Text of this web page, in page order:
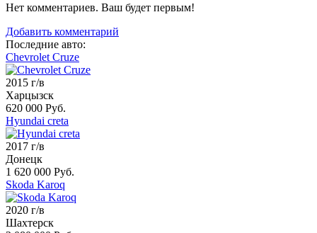
Нет комментариев. Ваш будет первым!
Добавить комментарий
Последние авто:
Chevrolet Cruze
2015 г/в
Харцызск
620 000 Руб.
Hyundai creta
2017 г/в
Донецк
1 620 000 Руб.
Skoda Karoq
2020 г/в
Шахтерск